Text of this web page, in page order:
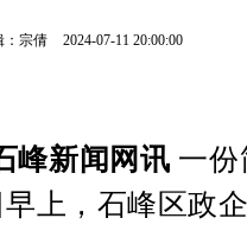
：宗倩 2024-07-11 20:00:00
峰新闻网讯 一份
早上，石峰区政